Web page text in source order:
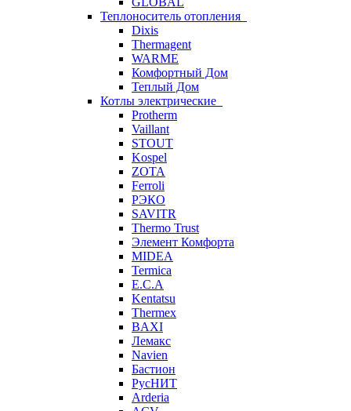
Теплоноситель отопления
Dixis
Thermagent
WARME
Комфортный Дом
Теплый Дом
Котлы электрические
Protherm
Vaillant
STOUT
Kospel
ZOTA
Ferroli
РЭКО
SAVITR
Thermo Trust
Элемент Комфорта
MIDEA
Termica
E.C.A
Kentatsu
Thermex
BAXI
Лемакс
Navien
Бастион
РусНИТ
Arderia